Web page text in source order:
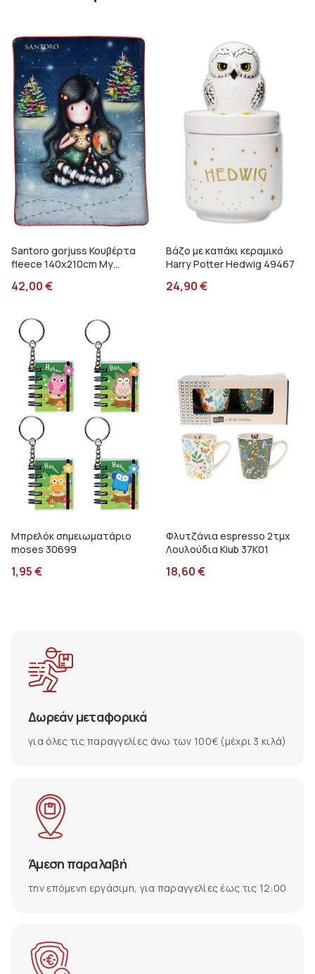
Santoro gorjuss Κουβέρτα
fleece 140x210cm My
42,00€
Βάζο με καπάκι κεραμικό
Harry Potter Hedwig 49467
24,90€
Μπρελόκ σημειωματάριο
moses 30699
1,95€
Φλυτζάνια espresso 2τμχ
Λουλούδια Kiub 37K01
18,60€
Δωρεάν μεταφορικά
για όλες τις παραγγελίες άνω των 100€ (μέχρι 3 κιλά)
Άμεση παραλαβή
την επόμενη εργάσιμη, για παραγγελίες έως τις 12:00